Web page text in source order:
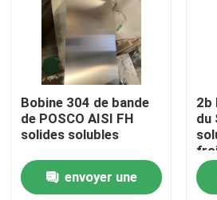
Maison
Produits
Vidéos
Bobine 304 de bande
de POSCO AISI FH
solides solubles
envoyer une
2b
du